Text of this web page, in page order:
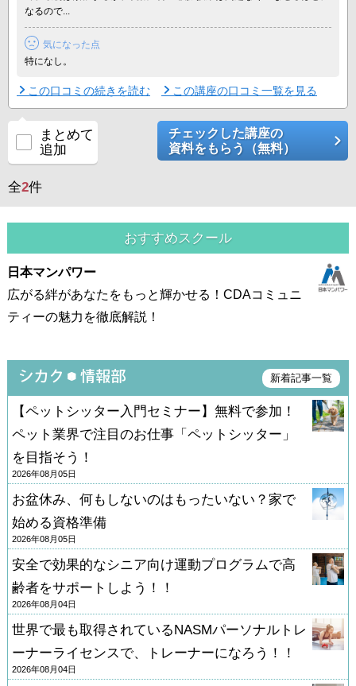
なるので...
気になった点
特になし。
この口コミの続きを読む この講座の口コミ一覧を見る
まとめて
追加
チェックした講座の
資料をもらう（無料）
全2件
おすすめスクール
日本マンパワー
広がる絆があなたをもっと輝かせる！CDAコミュニ
ティーの魅力を徹底解説！
新着記事一覧
【ペットシッター入門セミナー】無料で参加！
ペット業界で注目のお仕事「ペットシッター」
を目指そう！
2026年08月05日
お盆休み、何もしないのはもったいない？家で
始める資格準備
2026年08月05日
安全で効果的なシニア向け運動プログラムで高
齢者をサポートしよう！！
2026年08月04日
世界で最も取得されているNASMパーソナルトレ
ーナーライセンスで、トレーナーになろう！！
2026年08月04日